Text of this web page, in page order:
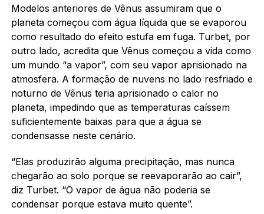
Modelos anteriores de Vênus assumiram que o
planeta começou com água líquida que se evaporou
como resultado do efeito estufa em fuga. Turbet, por
outro lado, acredita que Vênus começou a vida como
um mundo “a vapor”, com seu vapor aprisionado na
atmosfera. A formação de nuvens no lado resfriado e
noturno de Vênus teria aprisionado o calor no
planeta, impedindo que as temperaturas caíssem
suficientemente baixas para que a água se
condensasse neste cenário.
“Elas produzirão alguma precipitação, mas nunca
chegarão ao solo porque se reevaporarão ao cair”,
diz Turbet. “O vapor de água não poderia se
condensar porque estava muito quente”.